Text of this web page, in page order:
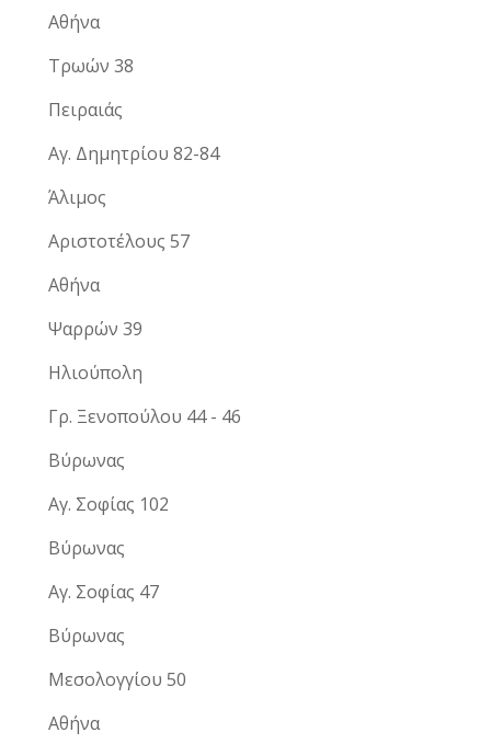
Αθήνα
Τρωών 38
Πειραιάς
Αγ. Δημητρίου 82-84
Άλιμος
Αριστοτέλους 57
Αθήνα
Ψαρρών 39
Ηλιούπολη
Γρ. Ξενοπούλου 44 - 46
Βύρωνας
Αγ. Σοφίας 102
Βύρωνας
Αγ. Σοφίας 47
Βύρωνας
Μεσολογγίου 50
Αθήνα